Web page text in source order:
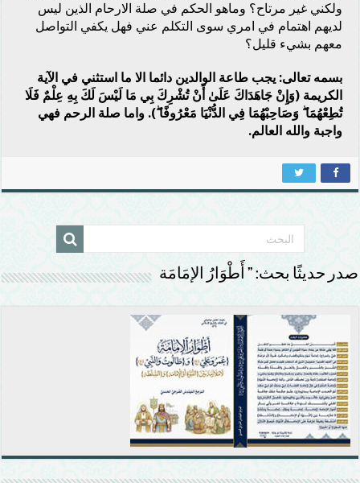
ولكني غير مرتاح؟ وماهو الحكم في صلة الارحام الذين ليس
لديهم اهتمام في امري سوى التكلم عني فهل يكفي التواصل
معهم بشيء قليل؟
بسمه تعالى: يجب طاعة الوالدين دائما الا ما استثني في الآية
الكريمة (وَإِنْ جَاهَدَاكَ عَلَىٰ أَنْ تُشْرِكَ بِي مَا لَيْسَ لَكَ بِهِ عِلْمٌ فَلَا
تُطِعْهُمَا ۖ وَصَاحِبْهُمَا فِي الدُّنْيَا مَعْرُوفًا ۖ). واما صلة الرحم فهي
واجبة والله العالم.
صدر حديثًا بحث: ” أَطْوَارُ الإمَامَة